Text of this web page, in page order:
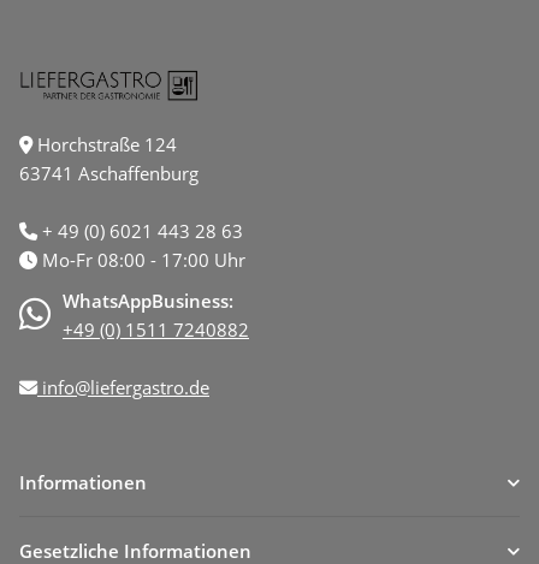
Horchstraße 124
63741 Aschaffenburg
+ 49 (0) 6021 443 28 63
Mo-Fr 08:00 - 17:00 Uhr
WhatsAppBusiness:
+49 (0) 1511 7240882
info@liefergastro.de
Informationen
Gesetzliche Informationen